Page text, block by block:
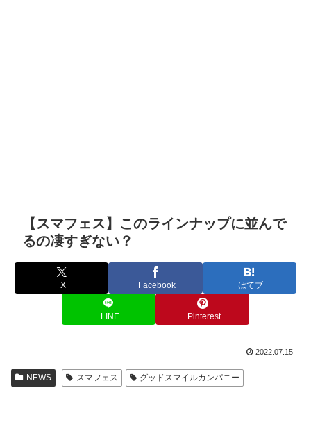
【スマフェス】このラインナップに並んで
るの凄すぎない？
X Facebook はてブ
LINE Pinterest
2022.07.15
NEWS スマフェス グッドスマイルカンパニー